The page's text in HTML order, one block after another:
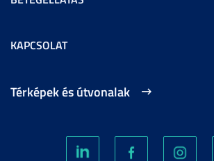
KAPCSOLAT
Térképek és útvonalak